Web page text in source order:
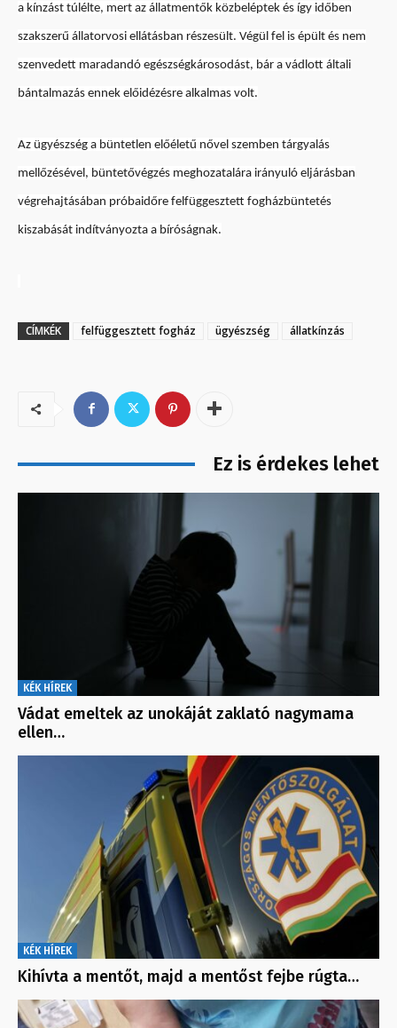
a kínzást túlélte, mert az állatmentők közbeléptek és így időben
szakszerű állatorvosi ellátásban részesült. Végül fel is épült és nem
szenvedett maradandó egészségkárosodást, bár a vádlott általi
bántalmazás ennek előidézésre alkalmas volt.
Az ügyészség a büntetlen előéletű nővel szemben tárgyalás
mellőzésével, büntetővégzés meghozatalára irányuló eljárásban
végrehajtásában próbaidőre felfüggesztett fogházbüntetés
kiszabását indítványozta a bíróságnak.
CÍMKÉK felfüggesztett fogház ügyészség állatkínzás
Ez is érdekes lehet
KÉK HÍREK
Vádat emeltek az unokáját zaklató nagymama
ellen…
KÉK HÍREK
Kihívta a mentőt, majd a mentőst fejbe rúgta…